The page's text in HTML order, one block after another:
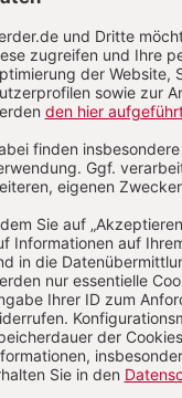
Kategorien:
Pädagogik &
Biblische
Kundenservice+49 761